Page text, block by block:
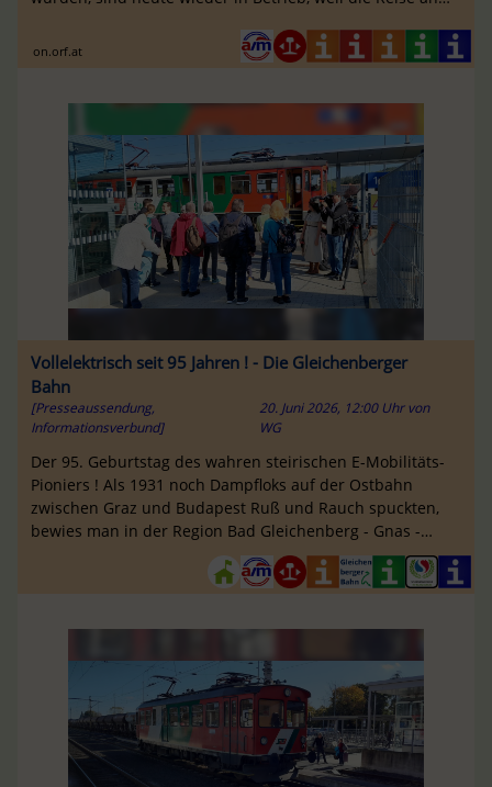
on.orf.at
Vollelektrisch seit 95 Jahren ! - Die Gleichenberger
Bahn
[Presseaussendung,
Informationsverbund]
20. Juni 2026, 12:00 Uhr von
WG
Der 95. Geburtstag des wahren steirischen E-Mobilitäts-
Pioniers ! Als 1931 noch Dampfloks auf der Ostbahn
zwischen Graz und Budapest Ruß und Rauch spuckten,
bewies man in der Region Bad Gleichenberg - Gnas -
Feldbach eine geradezu ...